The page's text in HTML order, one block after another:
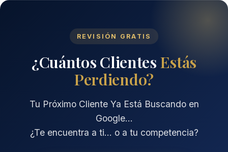
REVISIÓN GRATIS
¿Cuántos ClientesEstás
Perdiendo?
Tu Próximo Cliente Ya Está Buscando en
Google...
¿Te encuentra a ti… o a tu competencia?